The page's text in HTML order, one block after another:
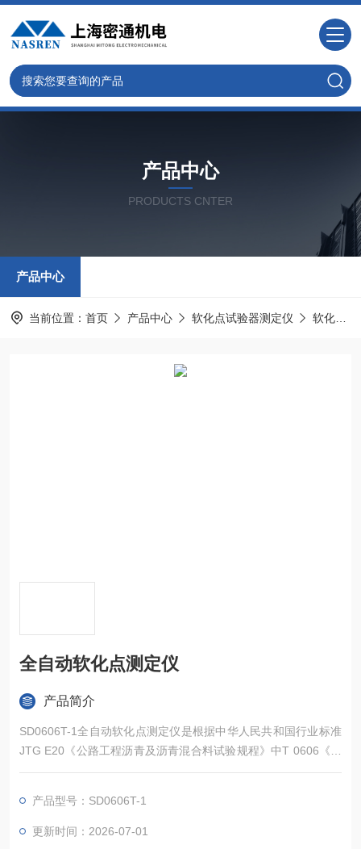
产品中心
PRODUCTS CNTER
产品中心
当前位置： 首页 产品中心 软化点试验器测定仪 软化点测定仪
全自动软化点测定仪
产品简介
SD0606T-1全自动软化点测定仪是根据中华人民共和国行业标准
JTG E20《公路工程沥青及沥青混合料试验规程》中T 0606《沥
青软化点试验（环球法）》、中华人民共和国标准GB/T 4507
于道路石油沥青、煤沥青、液体石油沥青等各类沥青软化点的测
定，是各沥青生产企业，公路、桥梁建设单位和各相关大专院
产品型号：SD0606T-1
更新时间：2026-07-01